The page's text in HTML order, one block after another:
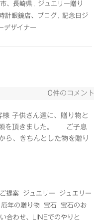
、長崎県
ジュエリー贈り
計眼鏡店、ブログ
記念日ジ
デザイナー
0件のコメント
子供さん達に、贈り物と
頼を頂きました。 ご子息
ら、きちんとした物を贈り
ご提案 ジュエリー
ジュエリー
厄年の贈り物 宝石
宝石のお
い合わせ、LINEでのやりと